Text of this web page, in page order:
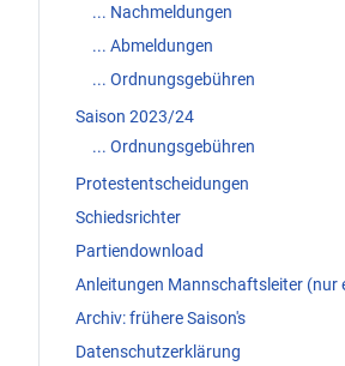
... Nachmeldungen
... Abmeldungen
... Ordnungsgebühren
Saison 2023/24
... Ordnungsgebühren
Protestentscheidungen
Schiedsrichter
Partiendownload
Anleitungen Mannschaftsleiter (nur
Archiv: frühere Saison's
Datenschutzerklärung